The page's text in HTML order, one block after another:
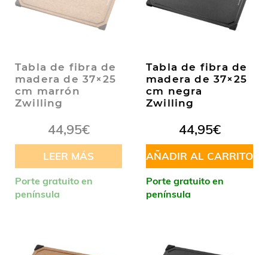
Tabla de fibra de
madera de 37×25
cm marrón
Zwilling
44,95€
LEER MÁS
Porte gratuito en
península
Tabla de fibra de
madera de 37×25
cm negra
Zwilling
44,95€
AÑADIR AL CARRITO
Porte gratuito en
península